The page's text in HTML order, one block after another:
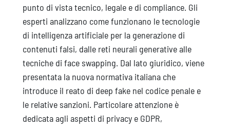
punto di vista tecnico, legale e di compliance. Gli
esperti analizzano come funzionano le tecnologie
di intelligenza artificiale per la generazione di
contenuti falsi, dalle reti neurali generative alle
tecniche di face swapping. Dal lato giuridico, viene
presentata la nuova normativa italiana che
introduce il reato di deep fake nel codice penale e
le relative sanzioni. Particolare attenzione è
dedicata agli aspetti di privacy e GDPR,